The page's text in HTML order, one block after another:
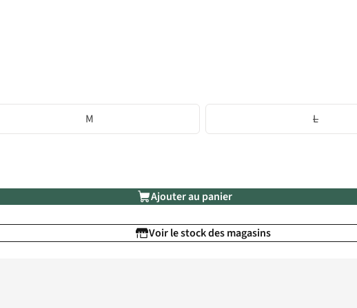
M
L
Ajouter au panier
Voir le stock des magasins